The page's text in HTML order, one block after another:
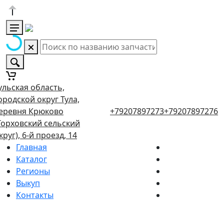
область,
округ Тула,
Крюково
сельский
6-й проезд, 14
+79207897273+79207897276
Главная
Каталог
Регионы
Выкуп
Контакты